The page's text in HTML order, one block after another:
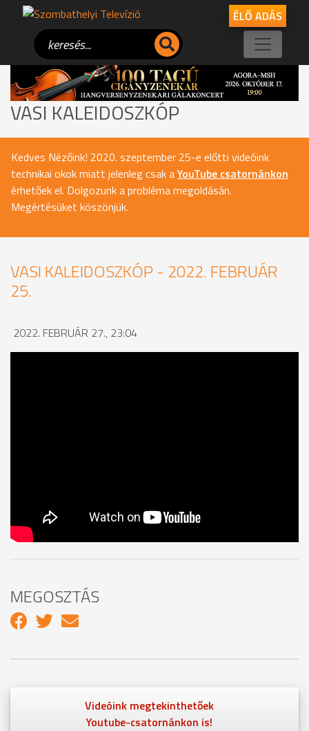
ÉLŐ ADÁS
VASI KALEIDOSZKÓP
Kedves Nézőink! 2020. szeptember 25-e előtti videóink
technikai okok miatt jelenleg csak aYouTube csatornánkon
érhetőek el. Dolgozunk a probléma megoldásán.
Megértésüket köszönjük.
VASI KALEIDOSZKÓP - 2022. FEBRUÁR
25.
2022. FEBRUÁR 27., 23:04
MEGOSZTÁS
Videóink megtekinthetőek
Youtube-csatornánkon is!